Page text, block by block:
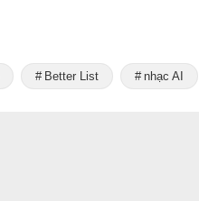
Better List nhạc AI